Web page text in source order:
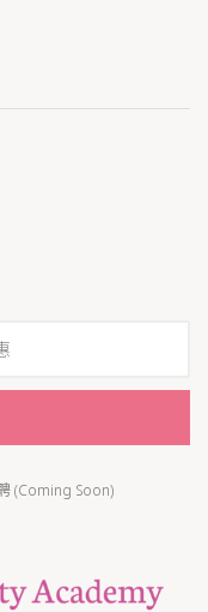
(Coming Soon)